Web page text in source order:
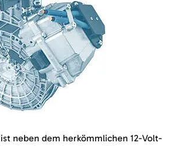
neben dem herkömmlichen 12-Volt-